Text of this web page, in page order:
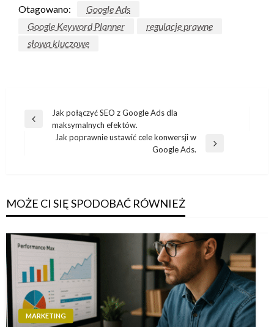
Otagowano:
Google Ads
Google Keyword Planner
regulacje prawne
słowa kluczowe
Nawigacja
wpisu
Poprzedni
Jak połączyć SEO z Google Ads dla
maksymalnych efektów.
Jak poprawnie ustawić cele konwersji w
Google Ads.
MOŻE CI SIĘ SPODOBAĆ RÓWNIEŻ
MARKETING